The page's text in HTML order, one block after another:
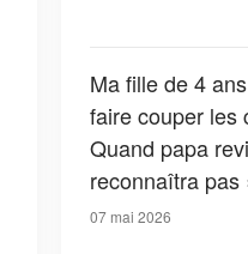
Ma fille de 4
faire couper les
Quand papa
reconnaîtra
mari est décédé
07 mai 2026